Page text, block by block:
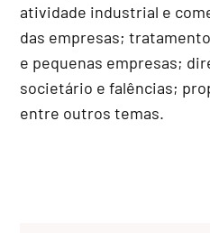
atividade industrial e
das empresas;
e pequenas empresas;
societário e falências;
entre outros temas.